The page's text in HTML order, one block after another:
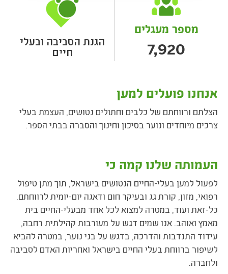
מספר מעגלים
7,920
הגנת הסביבה ובעלי
חיים
אנחנו פועלים למען
הצלתם ורווחתם של כלבים וחתולים נטושים, העצמת בעלי
צרכים מיוחדים ונוער בסיכון וחינוך והסברה בבתי הספר.
העמותה שלנו קמה כי
לפעול למען בעלי-החיים הנטושים בישראל, תוך מתן טיפול
רפואי, מזון, קורת גג ובעיקר חום ודאגה יום-יומית לרווחתם.
כל-זאת ועוד, במטרה למצוא לכל אחד מבעלי-החיים בית
מאמץ ואוהב. אנו שמים דגש על מעורבות קהילתית רחבה,
עידוד התנדבות והדרכה, בדגש על בני נוער, במטרה להביא
לשיפור ברווחת בעלי החיים בישראל ואחריות האדם לסביבה
ולחברה.